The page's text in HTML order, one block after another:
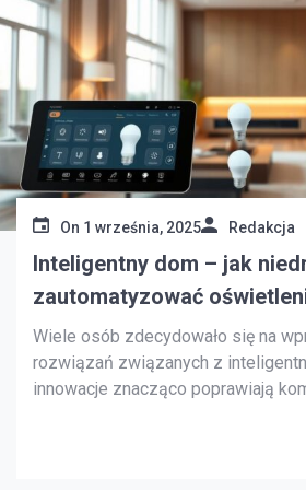
On 1 września, 2025 Redakcja
Inteligentny dom – jak
zautomatyzować
i bezpieczeństwo
Wiele osób zdecydowało się na
rozwiązań związanych z
innowacje znacząco poprawiają